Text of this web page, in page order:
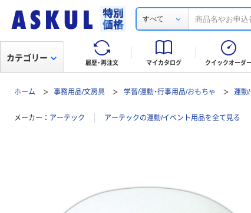
すべて
履歴・再注文 マイカタログ クイックオーダー
カテゴリー
ホーム 事務用品/文房具 学習/運動・行事用品/おもちゃ 運動
メーカー アーテック アーテックの運動/イベント用品を全て見る